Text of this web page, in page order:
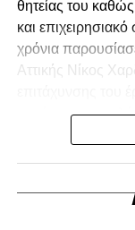
θητείας του
και
χρόνια
Αττικής Νίκος
συνέπειας και
πολίτες. Κατά τη
μελών της
Αυτοδιοίκησης,